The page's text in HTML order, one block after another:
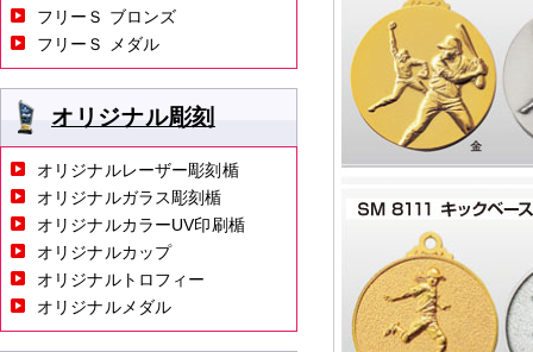
フリーＳ ブロンズ
フリーＳ メダル
オリジナル彫刻
オリジナルレーザー彫刻楯
オリジナルガラス彫刻楯
オリジナルカラーUV印刷楯
オリジナルカップ
オリジナルトロフィー
オリジナルメダル